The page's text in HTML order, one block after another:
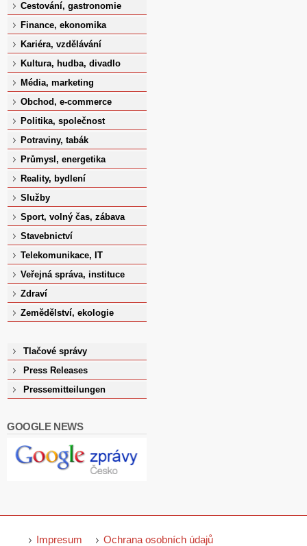
Cestování, gastronomie
Finance, ekonomika
Kariéra, vzdělávání
Kultura, hudba, divadlo
Média, marketing
Obchod, e-commerce
Politika, společnost
Potraviny, tabák
Průmysl, energetika
Reality, bydlení
Služby
Sport, volný čas, zábava
Stavebnictví
Telekomunikace, IT
Veřejná správa, instituce
Zdraví
Zemědělství, ekologie
Tlačové správy
Press Releases
Pressemitteilungen
GOOGLE NEWS
Impresum Ochrana osobních údajů